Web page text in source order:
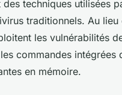
techniques utilisées
traditionnels. Au
les vulnérabilités
commandes
en mémoire.